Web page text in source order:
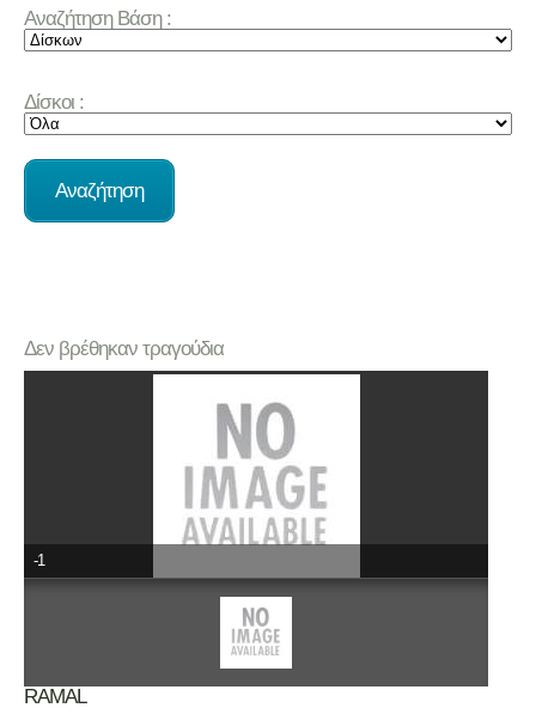
Αναζήτηση Βάση :
Δίσκοι :
Δεν βρέθηκαν τραγούδια
-1
RAMAL